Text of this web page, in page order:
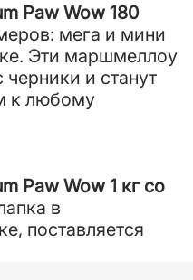
Paw Wow 180
мега и мини
Эти маршмеллоу
и станут
к любому
Paw Wow 1 кг со
в
поставляется